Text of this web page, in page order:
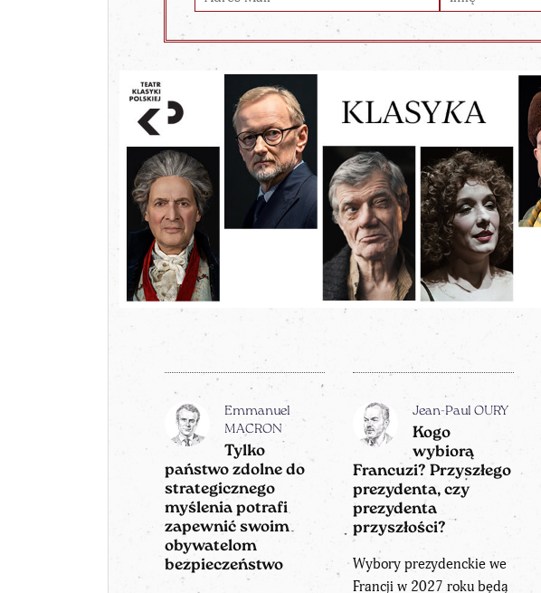
Emmanuel
MACRON
Tylko
państwo zdolne do
strategicznego
myślenia potrafi
zapewnić swoim
obywatelom
bezpieczeństwo
Jean-Paul OURY
Kogo
wybiorą
Francuzi? Przyszłego
prezydenta, czy
prezydenta
przyszłości?
Wybory prezydenckie we
Francji w 2027 roku będą